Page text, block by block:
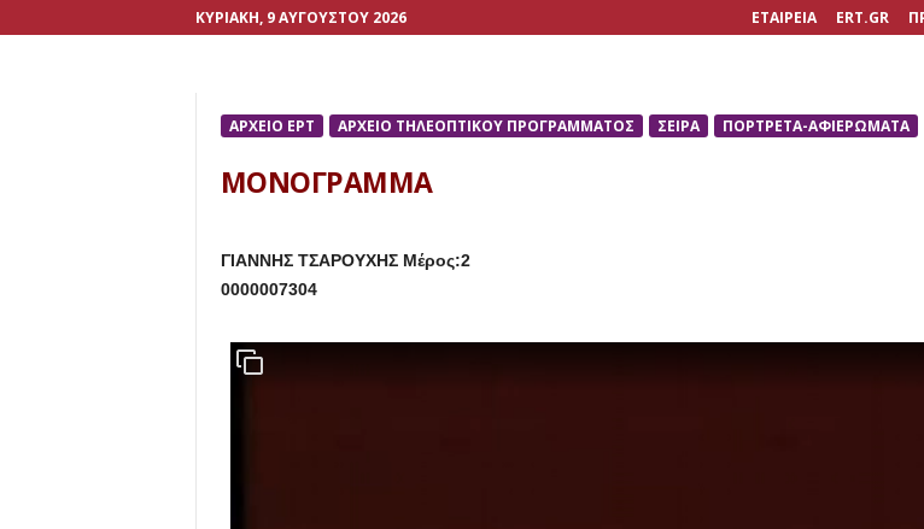
ΚΥΡΙΑΚΉ, 9 ΑΥΓΟΎΣΤΟΥ 2026 ΕΤΑΙΡΕΙΑ ERT.GR
ΑΡΧΕΙΟ ΕΡΤ ΑΡΧΕΙΟ ΤΗΛΕΟΠΤΙΚΟΥ ΠΡΟΓΡΑΜΜΑΤΟΣ ΣΕΙΡΑ ΠΟΡΤΡΕΤΑ-ΑΦΙΕΡΩΜΑΤΑ
ΜΟΝΟΓΡΑΜΜΑ
ΓΙΑΝΝΗΣ ΤΣΑΡΟΥΧΗΣ Μέρος:2
0000007304